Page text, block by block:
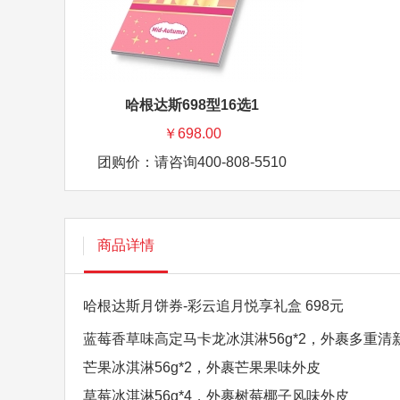
哈根达斯698型16选1
￥698.00
团购价：请咨询400-808-5510
商品详情
哈根达斯月饼券-彩云追月悦享礼盒 698元
蓝莓香草味高定马卡龙冰淇淋56g*2，外裹多重清
芒果冰淇淋56g*2，外裹芒果果味外皮
草莓冰淇淋56g*4，外裹树莓椰子风味外皮